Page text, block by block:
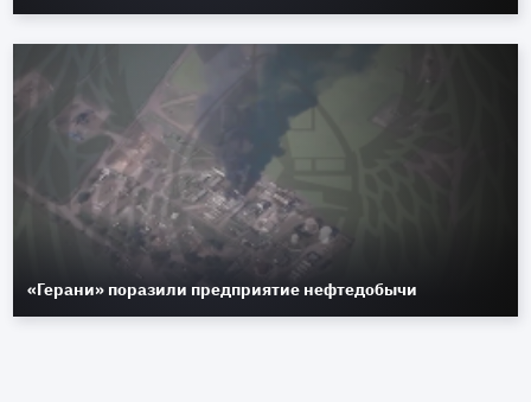
«Герани» поразили предприятие нефтедобычи